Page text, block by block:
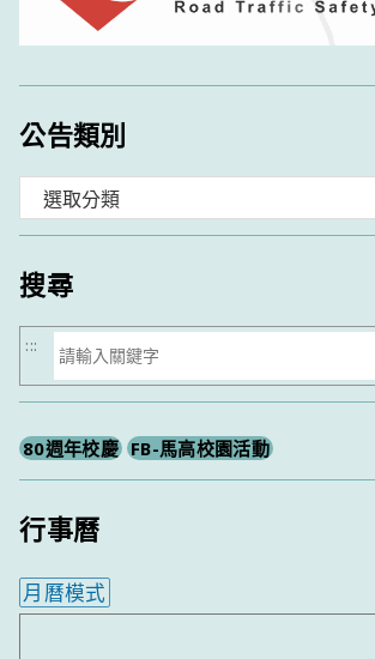
公告類別
類
搜尋
搜
尋
:::
80週年校慶 FB-馬高校園活動
行事曆
月曆模式